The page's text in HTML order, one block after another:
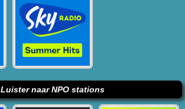
Luister naar NPO stations